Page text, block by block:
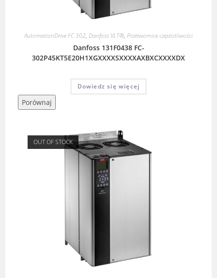
AutomationDrive FC 302, Danfoss VLT®, Przetwornice częstotliwości
Danfoss 131F0438 FC-
302P45KT5E20H1XGXXXXSXXXXAXBXCXXXXDX
Dowiedz się więcej
Porównaj
OUT OF STOCK